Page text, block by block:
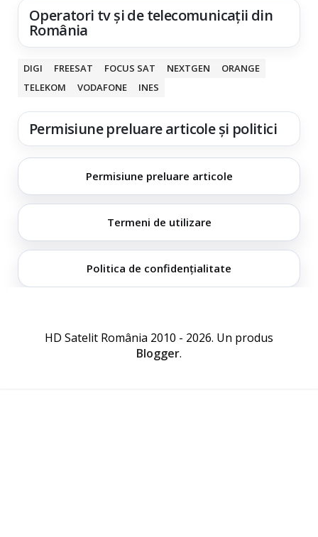
Operatori tv și de telecomunicații din
România
DIGI FREESAT FOCUS SAT NEXTGEN
ORANGE
TELEKOM
VODAFONE INES
Permisiune preluare articole și politici
Permisiune preluare articole
Termeni de utilizare
Politica de confidențialitate
HD Satelit România 2010 - 2026. Un produs
Blogger.